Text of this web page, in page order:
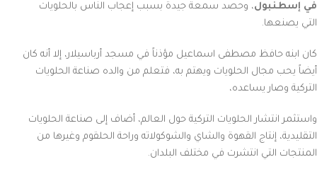
في إسطنبول، وحصد سمعة جيدة بسبب إعجاب الناس بالحلويات
التي يصنعها.
كان ابنه حافظ مصطفى اسماعيل مؤذناً في مسجد أرباسيلار، إلا أنه كان
أيضاً يحب مجال الحلويات ويهتم به، فتعلم من والده صناعة الحلويات
التركية وصار يساعده،
واستثمر انتشار الحلويات التركية حول العالم، أضاف إلى صناعة الحلويات
التقليدية، إنتاج القهوة والشاي والشوكولاته وراحة الحلقوم وغيرها من
المنتجات التي انتشرت في مختلف البلدان.